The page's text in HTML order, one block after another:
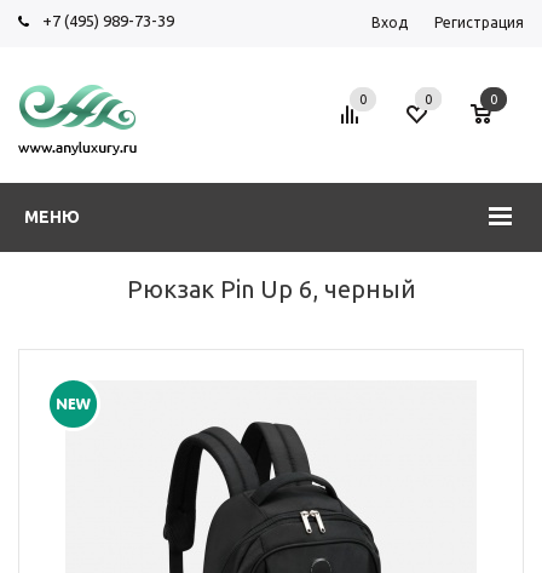
+7 (495) 989-73-39 Вход Регистрация
МЕНЮ
0 0 0
Рюкзак Pin Up 6, черный